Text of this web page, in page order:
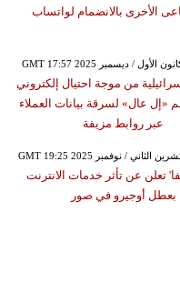
الأخرى بالانضمام لواتساب
من موجة احتيال إلكتروني
«إل عال» لسرقة بيانات العملاء
عبر روابط مزيفة
تعلن عن تأثر خدمات الانترنت
بعطل أوجيرو في صور